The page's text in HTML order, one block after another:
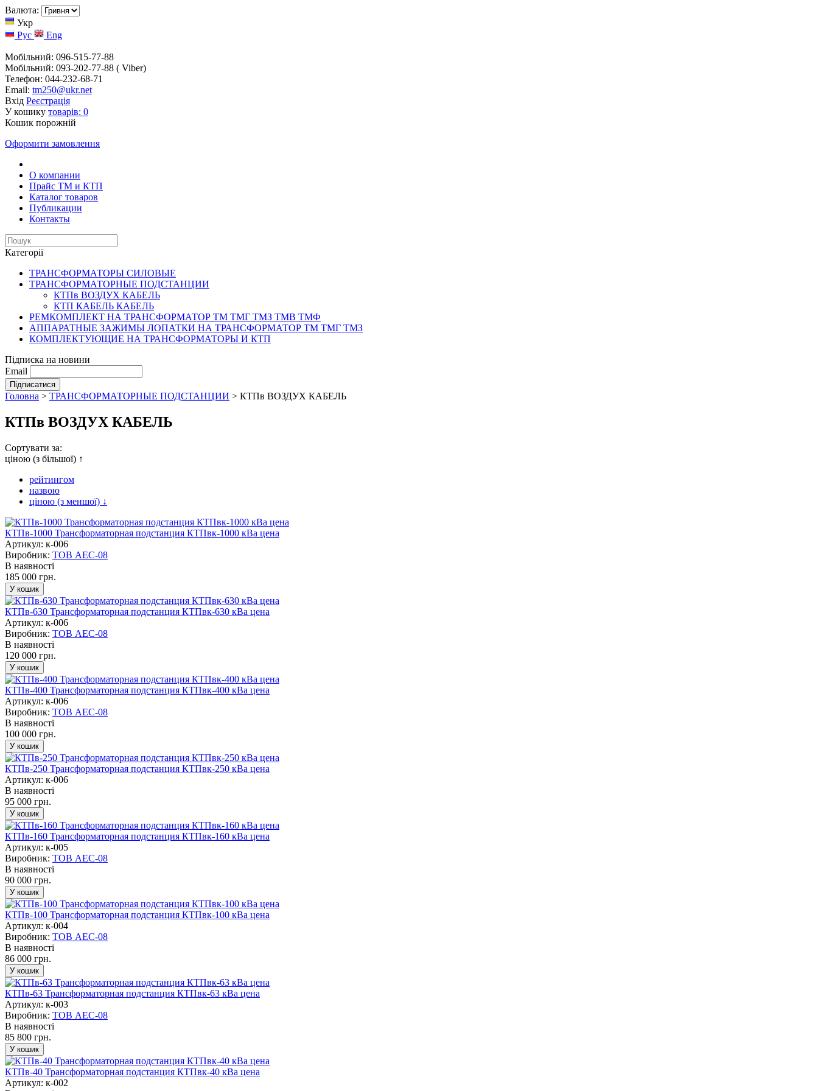
Валюта:
Укр
Рус
Eng
Мобільний: 096-515-77-88
Мобільний: 093-202-77-88 ( Viber)
Телефон: 044-232-68-71
Email: tm250@ukr.net
Вхід Реєстрація
У кошику товарів: 0
Кошик порожній
Оформити замовлення
О компании
Прайс TM и КТП
Каталог товаров
Публикации
Контакты
Категорії
ТРАНСФОРМАТОРЫ СИЛОВЫЕ
ТРАНСФОРМАТОРНЫЕ ПОДСТАНЦИИ
КТПв ВОЗДУХ КАБЕЛЬ
КТП КАБЕЛЬ КАБЕЛЬ
РЕМКОМПЛЕКТ НА ТРАНСФОРМАТОР ТМ ТМГ ТМЗ ТМВ ТМФ
АППАРАТНЫЕ ЗАЖИМЫ ЛОПАТКИ НА ТРАНСФОРМАТОР ТМ ТМГ ТМЗ
КОМПЛЕКТУЮЩИЕ НА ТРАНСФОРМАТОРЫ И КТП
Підписка на новини
Email
Головна > ТРАНСФОРМАТОРНЫЕ ПОДСТАНЦИИ > КТПв ВОЗДУХ КАБЕЛЬ
КТПв ВОЗДУХ КАБЕЛЬ
Сортувати за:
ціною (з більшої) ↑
рейтингом
назвою
ціною (з меншої) ↓
КТПв-1000 Трансформаторная подстанция КТПвк-1000 кВа цена
Артикул: к-006
Виробник: ТОВ AEC-08
В наявності
185 000 грн.
КТПв-630 Трансформаторная подстанция КТПвк-630 кВа цена
Артикул: к-006
Виробник: ТОВ AEC-08
В наявності
120 000 грн.
КТПв-400 Трансформаторная подстанция КТПвк-400 кВа цена
Артикул: к-006
Виробник: ТОВ AEC-08
В наявності
100 000 грн.
КТПв-250 Трансформаторная подстанция КТПвк-250 кВа цена
Артикул: к-006
В наявності
95 000 грн.
КТПв-160 Трансформаторная подстанция КТПвк-160 кВа цена
Артикул: к-005
Виробник: ТОВ AEC-08
В наявності
90 000 грн.
КТПв-100 Трансформаторная подстанция КТПвк-100 кВа цена
Артикул: к-004
Виробник: ТОВ AEC-08
В наявності
86 000 грн.
КТПв-63 Трансформаторная подстанция КТПвк-63 кВа цена
Артикул: к-003
Виробник: ТОВ AEC-08
В наявності
85 800 грн.
КТПв-40 Трансформаторная подстанция КТПвк-40 кВа цена
Артикул: к-002